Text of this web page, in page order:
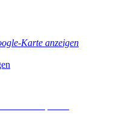
Karte anzeigen
entsperren